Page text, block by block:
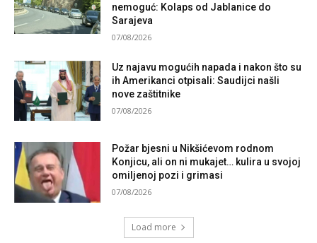
nemoguć: Kolaps od Jablanice do
Sarajeva
07/08/2026
Uz najavu mogućih napada i nakon što su
ih Amerikanci otpisali: Saudijci našli
nove zaštitnike
07/08/2026
Požar bjesni u Nikšićevom rodnom
Konjicu, ali on ni mukajet… kulira u svojoj
omiljenoj pozi i grimasi
07/08/2026
Load more